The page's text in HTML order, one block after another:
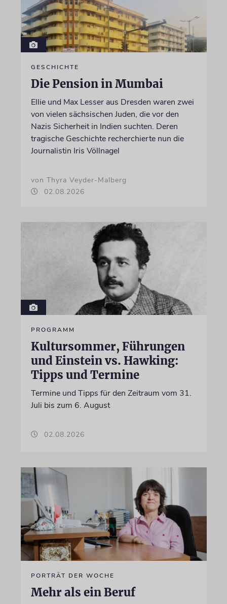
GESCHICHTE
Die Pension in Mumbai
Ellie und Max Lesser aus Dresden waren zwei
von vielen sächsischen Juden, die vor den
Nazis Sicherheit in Indien suchten. Deren
tragische Geschichte recherchierte nun die
Journalistin Iris Völlnagel
von Thyra Veyder-Malberg
02.08.2026
PROGRAMM
Kultursommer, Führungen
und Einstein vs. Hawking:
Tipps und Termine
Termine und Tipps für den Zeitraum vom 31.
Juli bis zum 6. August
02.08.2026
PORTRÄT DER WOCHE
Mehr als ein Beruf